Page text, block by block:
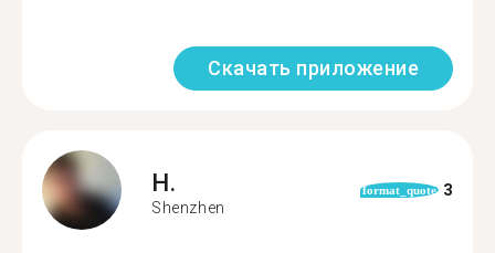
Скачать приложение
H.
Shenzhen
format_quote 3